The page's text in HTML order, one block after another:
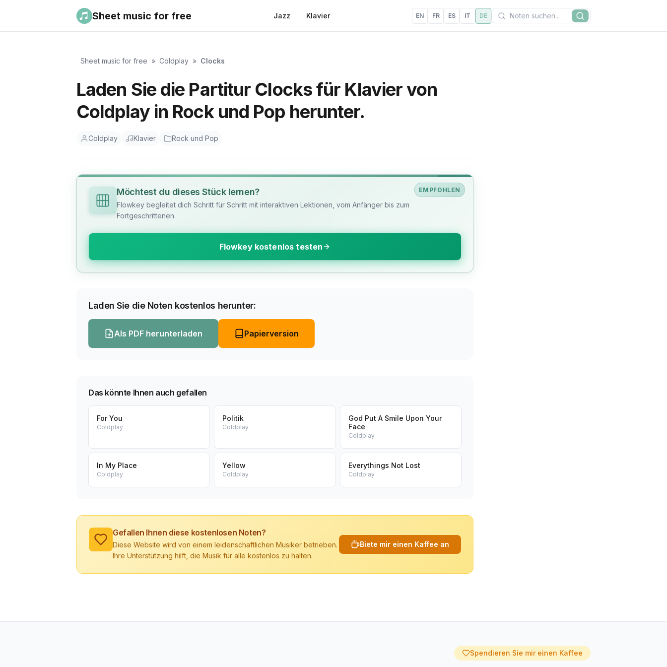
Sheet music for free Jazz Klavier EN FR ES IT DE Suchen
Suche
Sheet music for free » Coldplay » Clocks
Laden Sie die Partitur Clocks für Klavier von
Coldplay in Rock und Pop herunter.
Coldplay Klavier Rock und Pop
EMPFOHLEN
Möchtest du dieses Stück lernen?
Flowkey begleitet dich Schritt für Schritt mit interaktiven Lektionen, vom Anfänger bis zum
Fortgeschrittenen.
Flowkey kostenlos testen
Laden Sie die Noten kostenlos herunter:
Als PDF herunterladen Papierversion
Das könnte Ihnen auch gefallen
For You
Coldplay
Politik
Coldplay
God Put A Smile Upon Your
Face
Coldplay
In My Place
Coldplay
Yellow
Coldplay
Everythings Not Lost
Coldplay
Gefallen Ihnen diese kostenlosen Noten?
Diese Website wird von einem leidenschaftlichen Musiker betrieben.
Ihre Unterstützung hilft, die Musik für alle kostenlos zu halten.
Biete mir einen Kaffee an
Spendieren Sie mir einen Kaffee